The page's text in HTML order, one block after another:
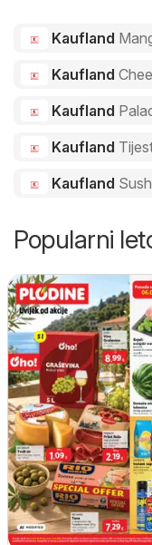
Kaufland
Kaufland
Kaufland
Kaufland
Kaufland
Popularni